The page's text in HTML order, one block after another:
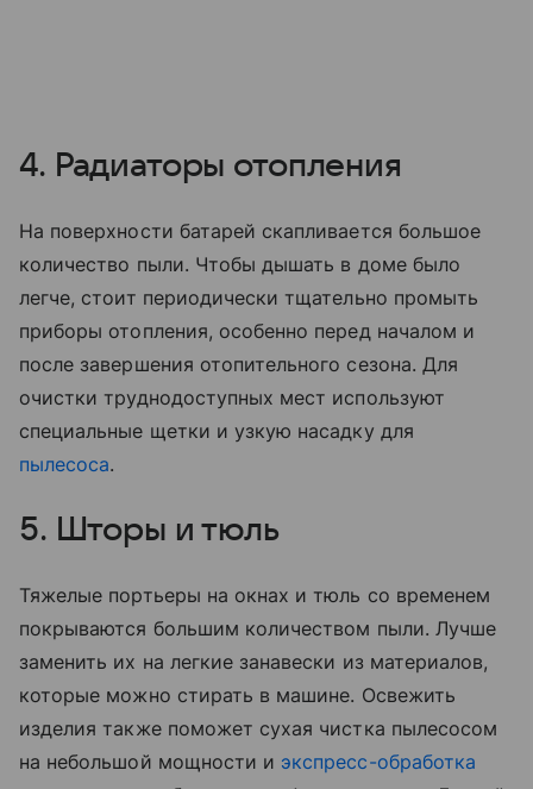
4. Радиаторы отопления
На поверхности батарей скапливается большое
количество пыли. Чтобы дышать в доме было
легче, стоит периодически тщательно промыть
приборы отопления, особенно перед началом и
после завершения отопительного сезона. Для
очистки труднодоступных мест используют
специальные щетки и узкую насадку для
пылесоса.
5. Шторы и тюль
Тяжелые портьеры на окнах и тюль со временем
покрываются большим количеством пыли. Лучше
заменить их на легкие занавески из материалов,
которые можно стирать в машине. Освежить
изделия также поможет сухая чистка пылесосом
на небольшой мощности и экспресс-обработка